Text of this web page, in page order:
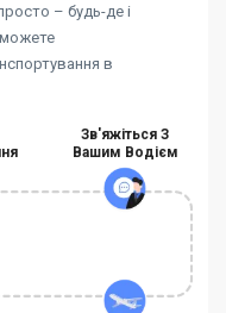
– будь-де і
можете
в
Зв'яжіться З
Вашим Водієм